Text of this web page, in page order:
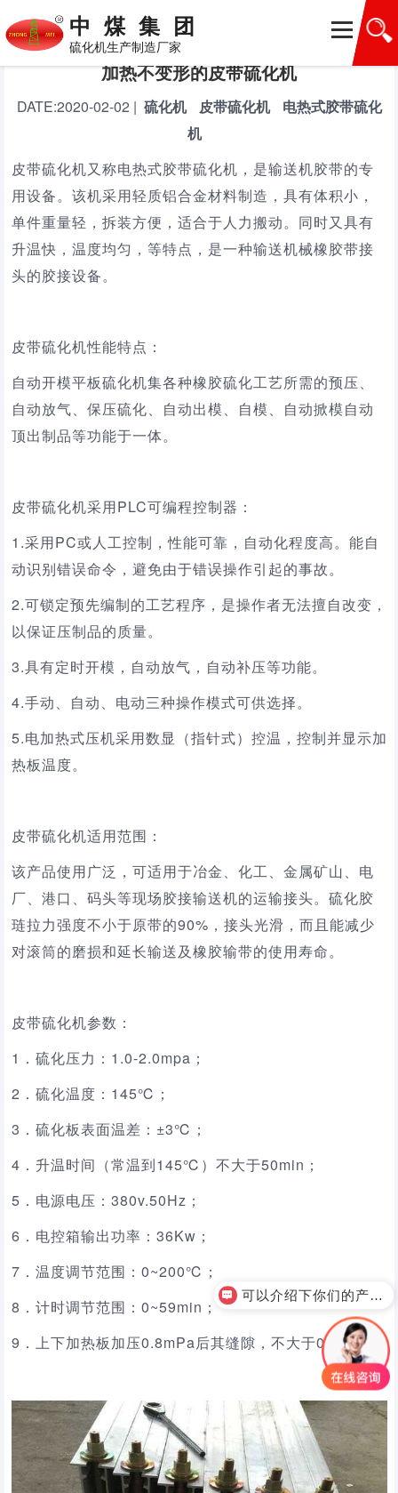
中煤集团
硫化机生产制造厂家
首页>产品百科
加热不变形的皮带硫化机
DATE:2020-02-02 | 硫化机 皮带硫化机
电热式胶带硫化
机
皮带硫化机又称电热式胶带硫化机，是输送机胶带的专
用设备。该机采用轻质铝合金材料制造，具有体积小，
单件重量轻，拆装方便，适合于人力搬动。同时又具有
升温快，温度均匀，等特点，是一种输送机械橡胶带接
头的胶接设备。
皮带硫化机性能特点 ：
自动开模平板硫化机集各种橡胶硫化工艺所需的预压、
自动放气、保压硫化、自动出模、自模、自动掀模自动
顶出制品等功能于一体。
皮带硫化机采用PLC可编程控制器 ：
1.采用PC或人工控制，性能可靠，自动化程度高。能自
动识别错误命令，避免由于错误操作引起的事故。
2.可锁定预先编制的工艺程序，是操作者无法擅自改变，
以保证压制品的质量。
3.具有定时开模，自动放气，自动补压等功能。
4.手动、自动、电动三种操作模式可供选择。
5.电加热式压机采用数显（指针式）控温，控制并显示加
热板温度。
皮带硫化机适用范围 ：
该产品使用广泛，可适用于冶金、化工、金属矿山、电
厂、港口、码头等现场胶接输送机的运输接头。硫化胶
琏拉力强度不小于原带的90%，接头光滑，而且能减少
对滚筒的磨损和延长输送及橡胶输带的使用寿命。
皮带硫化机参数 ：
1．硫化压力：1.0-2.0mpa；
2．硫化温度：145℃；
3．硫化板表面温差：±3℃；
4．升温时间（常温到145℃）不大于50min；
5．电源电压：380v.50Hz；
6．电控箱输出功率：36Kw；
7．温度调节范围：0~200℃；
8．计时调节范围：0~59min；
9．上下加热板加压0.8mPa后其缝隙，不大于0.5mm。
可以介绍下你们的产品么？